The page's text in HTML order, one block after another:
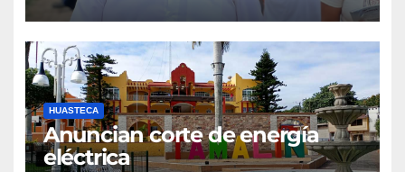
HUASTECA
Anuncian corte de energía
eléctrica